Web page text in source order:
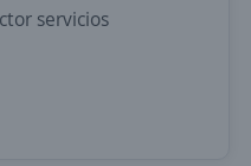
servicios